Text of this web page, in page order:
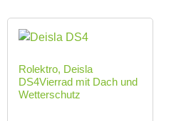
Rolektro, Deisla
DS4Vierrad mit Dach und
Wetterschutz